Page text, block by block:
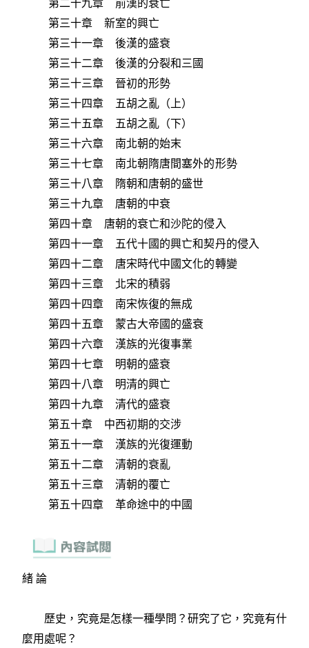
第二十九章 前漢的衰亡
第三十章 新室的興亡
第三十一章 後漢的盛衰
第三十二章 後漢的分裂和三國
第三十三章 晉初的形勢
第三十四章 五胡之亂（上）
第三十五章 五胡之亂（下）
第三十六章 南北朝的始末
第三十七章 南北朝隋唐間塞外的形勢
第三十八章 隋朝和唐朝的盛世
第三十九章 唐朝的中衰
第四十章 唐朝的衰亡和沙陀的侵入
第四十一章 五代十國的興亡和契丹的侵入
第四十二章 唐宋時代中國文化的轉變
第四十三章 北宋的積弱
第四十四章 南宋恢復的無成
第四十五章 蒙古大帝國的盛衰
第四十六章 漢族的光復事業
第四十七章 明朝的盛衰
第四十八章 明清的興亡
第四十九章 清代的盛衰
第五十章 中西初期的交涉
第五十一章 漢族的光復運動
第五十二章 清朝的衰亂
第五十三章 清朝的覆亡
第五十四章 革命途中的中國